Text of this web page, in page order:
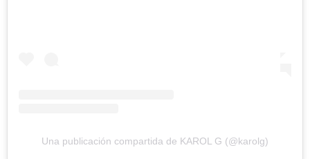
Una publicación compartida de KAROL G (@karolg)